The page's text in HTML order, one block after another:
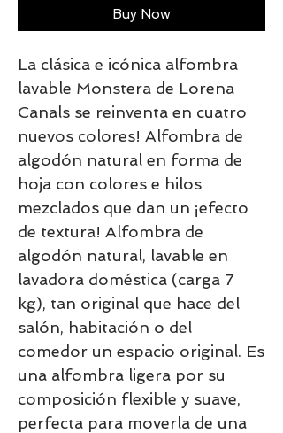
Buy Now
La clásica e icónica alfombra
lavable Monstera de Lorena
Canals se reinventa en cuatro
nuevos colores! Alfombra de
algodón natural en forma de
hoja con colores e hilos
mezclados que dan un ¡efecto
de textura! Alfombra de
algodón natural, lavable en
lavadora doméstica (carga 7
kg), tan original que hace del
salón, habitación o del
comedor un espacio original. Es
una alfombra ligera por su
composición flexible y suave,
perfecta para moverla de una